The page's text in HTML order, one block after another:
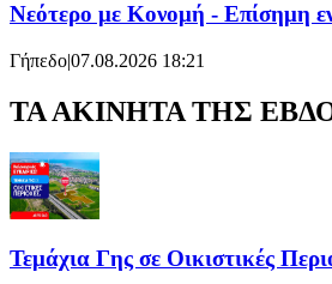
Νεότερο με Κονομή - Επίσημη
Γήπεδο|07.08.2026 18:21
ΤΑ ΑΚΙΝΗΤΑ ΤΗΣ
Τεμάχια Γης σε Οικιστικές